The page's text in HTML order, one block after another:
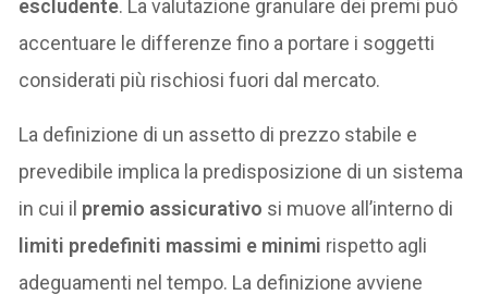
escludente. La valutazione granulare dei premi può
accentuare le differenze fino a portare i soggetti
considerati più rischiosi fuori dal mercato.
La definizione di un assetto di prezzo stabile e
prevedibile implica la predisposizione di un sistema
in cui il premio assicurativo si muove all’interno di
limiti predefiniti massimi e minimi rispetto agli
adeguamenti nel tempo. La definizione avviene